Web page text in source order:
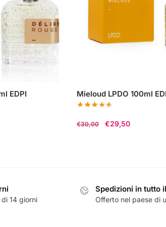
EDPI Mieloud LPDO 100ml
€30,00
Il
€29,50
14 giorni
Spedizioni in tutto
Offerto nel paese di